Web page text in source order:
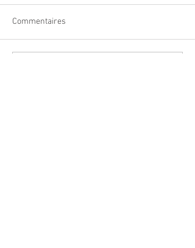
Commentaires